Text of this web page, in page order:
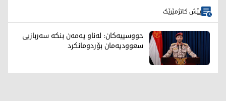
پێش کاتژمێرێک
حووسییەکان: لەناو یەمەن بنکە سەربازیی
سعوودیەمان بۆردومانکرد